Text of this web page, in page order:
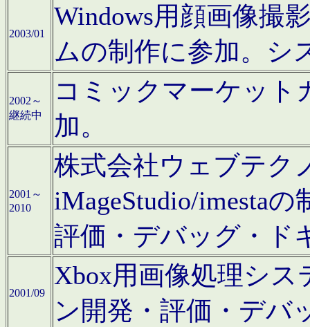
2003/01
Windows用顔画像撮
ムの制作に参加。シ
2002～
継続中
コミックマーケット
加。
2001～
2010
株式会社ウェブテク
iMageStudio/imesta
評価・デバッグ・ド
2001/09
Xbox用画像処理シ
ン開発・評価・デバ